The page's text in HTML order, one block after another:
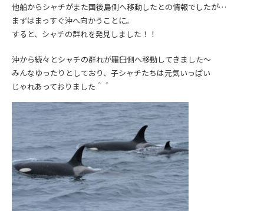
他船からシャチがまた国後島側へ移動したとの情報でしたが…
まずはまっすぐ沖へ向かうことに。
すると、シャチの群れを発見しました！！
沖から続々とシャチの群れが羅臼側へ移動してきました～
みんなゆったりとしており、子シャチたちは元気いっぱい
じゃれあっておりました＾＾